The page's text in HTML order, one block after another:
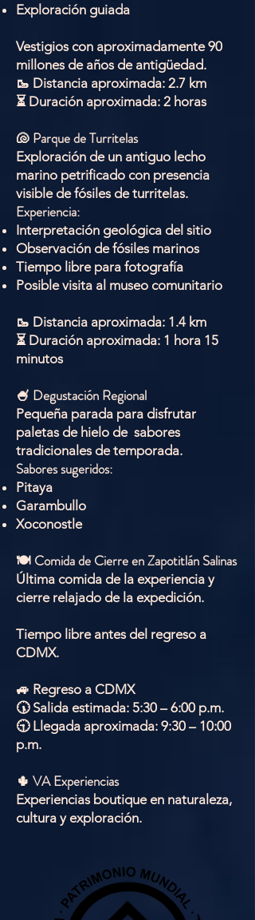
Exploración guiada
Vestigios con aproximadamente 90
millones de años de antigüedad.
🥾 Distancia aproximada: 2.7 km
⏳ Duración aproximada: 2 horas
🐚 Parque de Turritelas
Exploración de un antiguo lecho
marino petrificado con presencia
visible de fósiles de turritelas.
Experiencia:
Interpretación geológica del sitio
Observación de fósiles marinos
Tiempo libre para fotografía
Posible visita al museo comunitario
🥾 Distancia aproximada: 1.4 km
⏳ Duración aproximada: 1 hora 15
minutos
🍧 Degustación Regional
Pequeña parada para disfrutar
paletas de hielo de sabores
tradicionales de temporada.
Sabores sugeridos:
Pitaya
Garambullo
Xoconostle
🍽 Comida de Cierre en Zapotitlán Salinas
Última comida de la experiencia y
cierre relajado de la expedición.
Tiempo libre antes del regreso a
CDMX.
🚙 Regreso a CDMX
🕠 Salida estimada: 5:30 – 6:00 p.m.
🕤 Llegada aproximada: 9:30 – 10:00
p.m.
🌵 VA Experiencias
Experiencias boutique en naturaleza,
cultura y exploración.